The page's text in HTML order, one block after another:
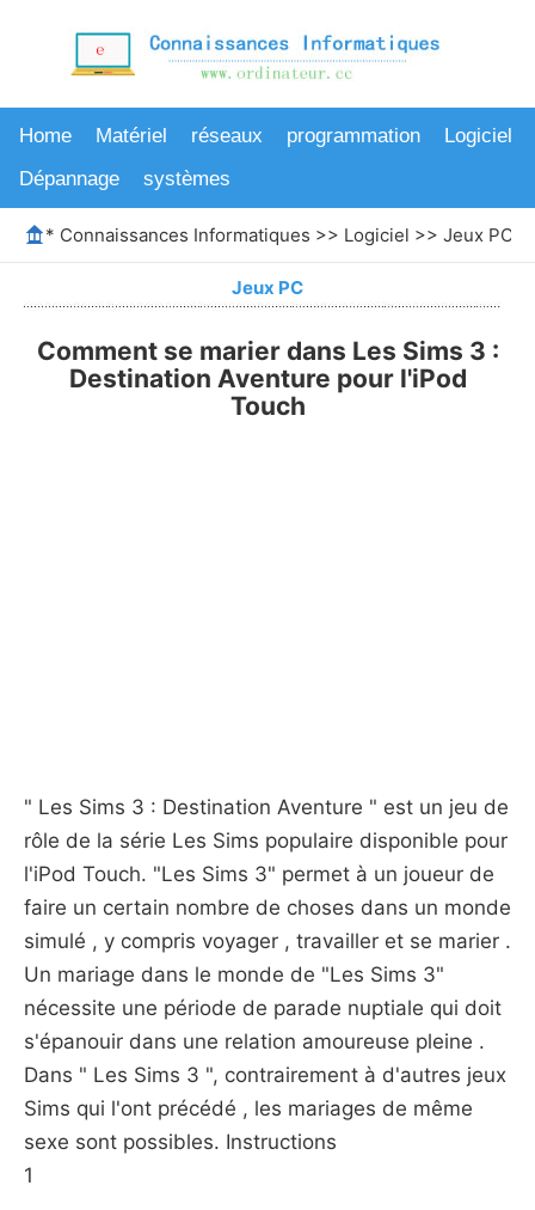
Home Matériel réseaux programmation
Logiciel
Dépannage
systèmes
* Connaissances Informatiques >> Logiciel >> Jeux PC
Jeux PC
Comment se marier dans Les Sims 3 :
Destination Aventure pour l'iPod
Touch
" Les Sims 3 : Destination Aventure " est un jeu de
rôle de la série Les Sims populaire disponible pour
l'iPod Touch. "Les Sims 3" permet à un joueur de
faire un certain nombre de choses dans un monde
simulé , y compris voyager , travailler et se marier .
Un mariage dans le monde de "Les Sims 3"
nécessite une période de parade nuptiale qui doit
s'épanouir dans une relation amoureuse pleine .
Dans " Les Sims 3 ", contrairement à d'autres jeux
Sims qui l'ont précédé , les mariages de même
sexe sont possibles. Instructions
1